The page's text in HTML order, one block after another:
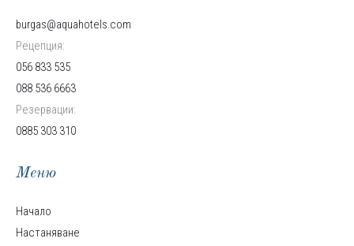
burgas@aquahotels.com
Рецепция:
056 833 535
088 536 6663
Резервации:
0885 303 310
Меню
Начало
Настаняване